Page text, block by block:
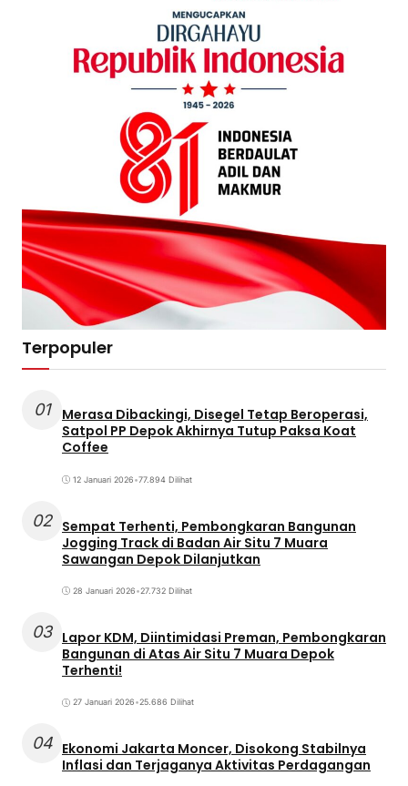
Terpopuler
01
Merasa Dibackingi, Disegel Tetap Beroperasi,
Satpol PP Depok Akhirnya Tutup Paksa Koat
Coffee
12 Januari 2026•77.894 Dilihat
02 Sempat Terhenti, Pembongkaran Bangunan
Jogging Track di Badan Air Situ 7 Muara
Sawangan Depok Dilanjutkan
28 Januari 2026•27.732 Dilihat
03 Lapor KDM, Diintimidasi Preman, Pembongkaran
Bangunan di Atas Air Situ 7 Muara Depok
Terhenti!
27 Januari 2026•25.686 Dilihat
04 Ekonomi Jakarta Moncer, Disokong Stabilnya
Inflasi dan Terjaganya Aktivitas Perdagangan